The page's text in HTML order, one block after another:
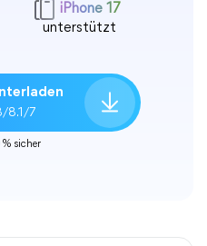
iPhone 17
unterstützt
8.1/7
% sicher